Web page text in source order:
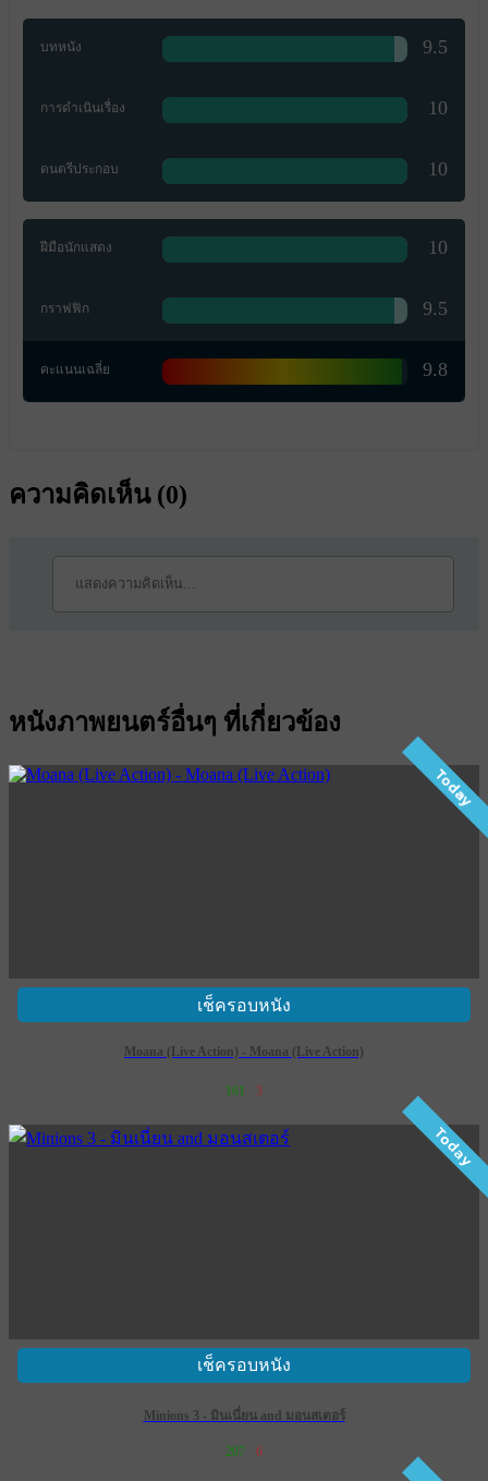
บทหนัง 9.5
การดำเนินเรื่อง 10
ดนตรีประกอบ 10
ฝีมือนักแสดง 10
กราฟฟิก 9.5
คะแนนเฉลี่ย 9.8
ความคิดเห็น (0)
หนังภาพยนตร์อื่นๆ ที่เกี่ยวข้อง
Today
เช็ครอบหนัง
Moana (Live Action) - Moana (Live Action)
161 3
Today
เช็ครอบหนัง
Minions 3 - มินเนี่ยน and มอนสเตอร์
207 6